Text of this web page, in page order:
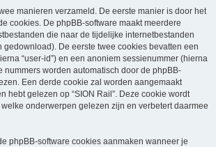
manieren verzameld. De eerste manier is door het
cookies. De phpBB-software maakt meerdere
die naar de tijdelijke internetbestanden
gedownload). De eerste twee cookies bevatten een
“user-id”) en een anoniem sessienummer (hierna
nummers worden automatisch door de phpBB-
Een derde cookie zal worden aangemaakt
hebt gelezen op “SION Rail”. Deze cookie wordt
onderwerpen gelezen zijn en verbetert daarmee
phpBB-software cookies aanmaken wanneer je